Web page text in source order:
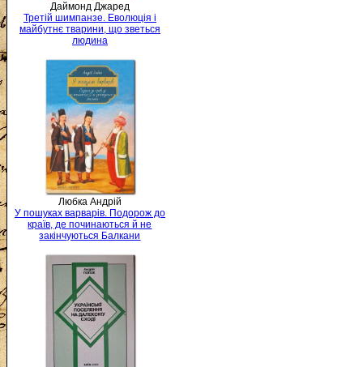
Даймонд Джаред
Третій шимпанзе. Еволюція і
майбутнє тварини, що зветься
людина
Любка Андрій
У пошуках варварів. Подорож до
країв, де починаються й не
закінчуються Балкани